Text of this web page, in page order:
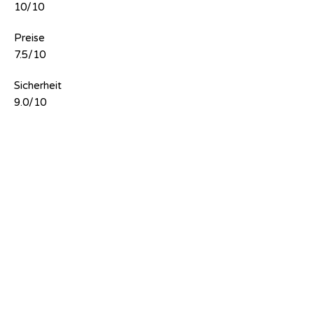
10/10
Preise
7.5/10
Sicherheit
9.0/10